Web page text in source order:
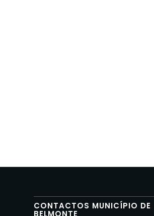
CONTACTOS MUNICÍPIO DE
BELMONTE